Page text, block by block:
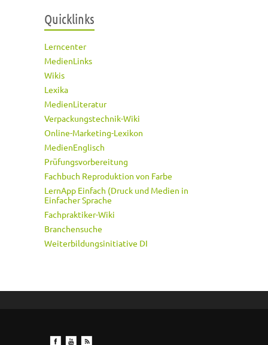
Quicklinks
Lerncenter
MedienLinks
Wikis
Lexika
MedienLiteratur
Verpackungstechnik-Wiki
Online-Marketing-Lexikon
MedienEnglisch
Prüfungsvorbereitung
Fachbuch Reproduktion von Farbe
LernApp Einfach (Druck und Medien in
Einfacher Sprache
Fachpraktiker-Wiki
Branchensuche
Weiterbildungsinitiative DI